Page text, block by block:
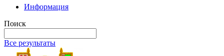
Информация
Поиск
Все результаты